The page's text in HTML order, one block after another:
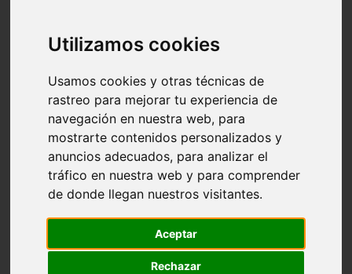
Utilizamos cookies
Usamos cookies y otras técnicas de
rastreo para mejorar tu experiencia de
navegación en nuestra web, para
mostrarte contenidos personalizados y
anuncios adecuados, para analizar el
tráfico en nuestra web y para comprender
de donde llegan nuestros visitantes.
Aceptar
Rechazar
Málaga - nerja
Girona - blanes
Málaga - marbella
Asturias - gijón
Girona - figueres
Alicante - santa-pola
Almería - roquetas-de-mar
Girona - tossa-de-mar
Barcelona - sant-cugat-del-vallès
Alicante - l39alfàs-del-pi
Barcelona - vilanova-i-la-geltrú
Castellón - peñíscola